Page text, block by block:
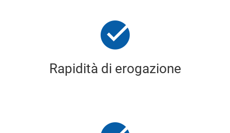
Rapidità di erogazione